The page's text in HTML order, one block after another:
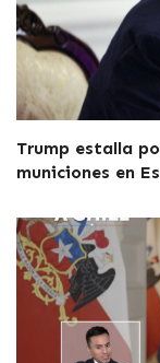
Trump estalla
municiones en